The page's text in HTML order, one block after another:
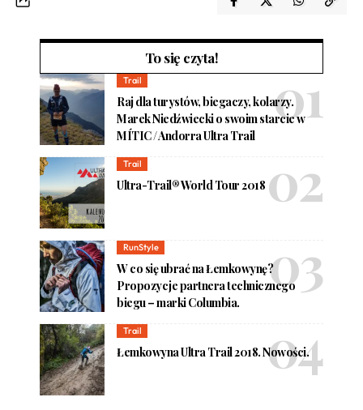
To się czyta!
Trail
Raj dla turystów, biegaczy, kolarzy.
Marek Niedźwiecki o swoim starcie w
MÍTIC / Andorra Ultra Trail
Trail
Ultra-Trail® World Tour 2018
RunStyle
W co się ubrać na Łemkowynę?
Propozycje partnera technicznego
biegu – marki Columbia.
Trail
Łemkowyna Ultra Trail 2018. Nowości.